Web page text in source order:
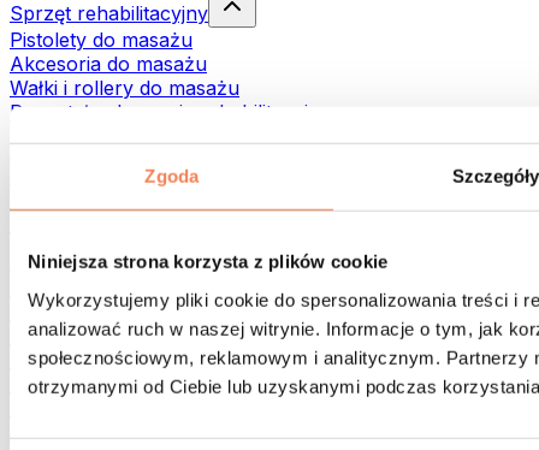
Zgoda Szczegóły
Niniejsza strona korzysta z plików cookie
Wykorzystujemy pliki cookie do spersonalizowania treści i
analizować ruch w naszej witrynie. Informacje o tym, jak
społecznościowym, reklamowym i analitycznym. Partnerzy
otrzymanymi od Ciebie lub uzyskanymi podczas
Sprzęt rehabilitacyjny
Pistolety do masażu
Akcesoria do masażu
Wałki i rollery do masażu
Pozostałe akcesoria rehabilitacyjne
Torby i plecaki
Torby na żywność i akcesoria
Akcesoria dopasowane do aktywności
Bieganie
Sporty walki
Kolarstwo
Joga i pilates
Terapia zimnem
Trekking